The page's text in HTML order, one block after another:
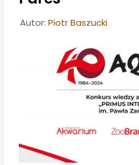
Informacje o artykule
Autor: Piotr Baszucki